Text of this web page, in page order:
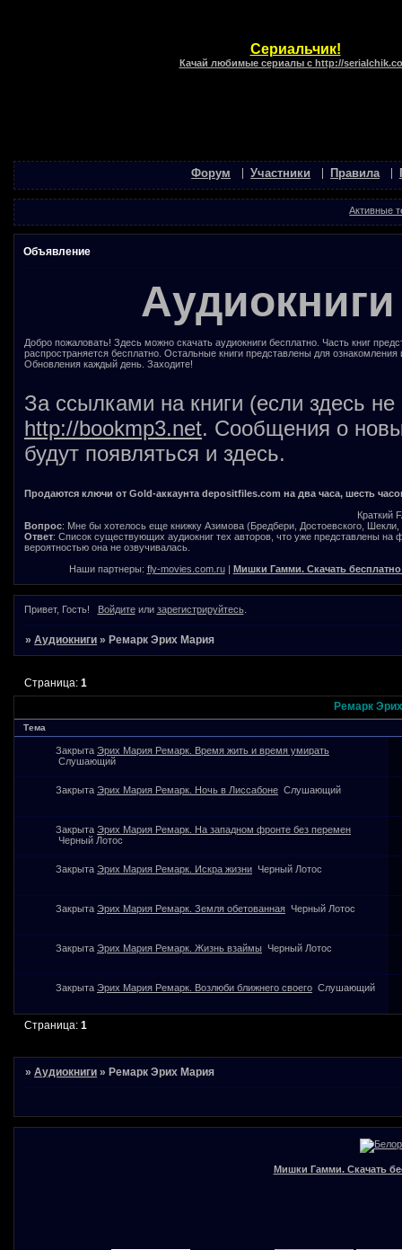
Сериальчик!
Качай любимые сериалы с http://
Форум Участники Правила
Активные
Объявление
Добро пожаловать! Здесь можно скачать аудиокниги бесплатно. Часть книг
распространяется бесплатно. Остальные книги представлены для
Обновления каждый день. Заходите!
За ссылками на книги (если здесь
http://bookmp3.net. Сообщения о
будут появляться и здесь.
Продаются ключи от Gold-аккаунта depositfiles.com на два часа, шесть
Краткий
Вопрос: Мне бы хотелось еще книжку Азимова (Бредбери, Достоевского, Шекли,
Ответ: Список существующих аудиокниг тех авторов, что уже представлены на
вероятностью она не озвучивалась.
Наши партнеры: fly-movies.com.ru| Мишки Гамми. Скачать
Привет, Гость! Войдитеили зарегистрируйтесь.
»Аудиокниги » Ремарк Эрих Мария
Ремарк
Страница:1
Тема
Закрыта Эрих Мария Ремарк. Время жить и время умирать
Слушающий
Закрыта Эрих Мария Ремарк. Ночь в Лиссабоне Слушающий
Закрыта Эрих Мария Ремарк. На западном фронте без перемен
Черный Лотос
Закрыта Эрих Мария Ремарк. Искра жизни Черный Лотос
Закрыта Эрих Мария Ремарк. Земля обетованная Черный Лотос
Закрыта Эрих Мария Ремарк. Жизнь взаймы Черный Лотос
Закрыта Эрих Мария Ремарк. Возлюби ближнего своего Слушающий
Страница:1
»Аудиокниги » Ремарк Эрих Мария
Мишки Гамми. Скачать